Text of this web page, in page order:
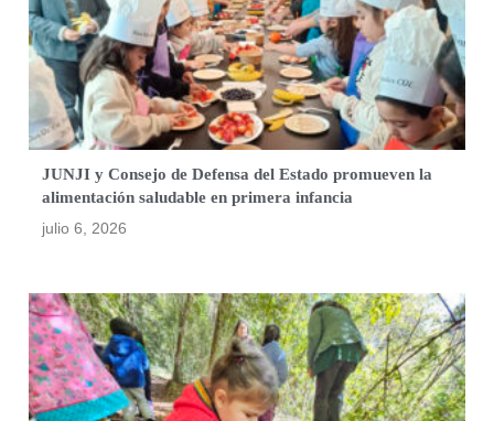
JUNJI y Consejo de Defensa del Estado promueven la
alimentación saludable en primera infancia
julio 6, 2026